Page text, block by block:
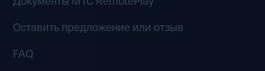
Оставить предложение или отзыв
FAQ